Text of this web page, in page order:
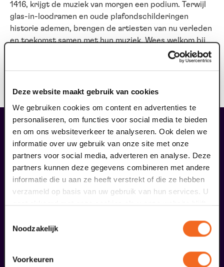
Deze website maakt gebruik van cookies
We gebruiken cookies om content en advertenties te
personaliseren, om functies voor social media te bieden
en om ons websiteverkeer te analyseren. Ook delen we
informatie over uw gebruik van onze site met onze
partners voor social media, adverteren en analyse. Deze
partners kunnen deze gegevens combineren met andere
informatie die u aan ze heeft verstrekt of die ze hebben
verzameld op basis van uw gebruik van hun services. U
gaat akkoord met onze cookies als u onze website blijft
Noodzakelijk
Voorkeuren
1416, krijgt de muziek van morgen een podium. Terwijl
glas-in-loodramen en oude plafondschilderingen
historie ademen, brengen de artiesten van nu verleden
en toekomst samen met hun muziek. Wees welkom bij
Bij deze voorstelling is geen enkele korting geldig.
liefhebbers bestelden ook...
29